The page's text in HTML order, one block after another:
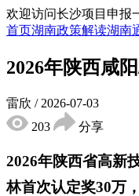
欢迎访问长沙项目申报
首页湖南政策解读湖南
2026年陕西咸
雷欣 / 2026-07-03
203
分享
2026年陕西省高新
林首次认定奖30万